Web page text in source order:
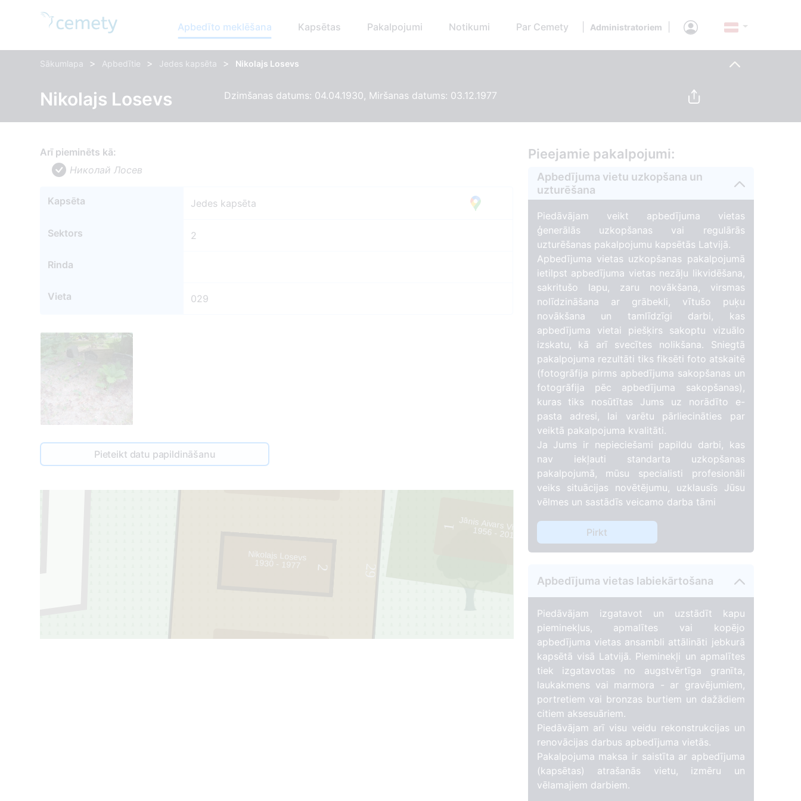
Apbedīto meklēšana Kapsētas Pakalpojumi Notikumi Par Cemety Administratoriem
Sākumlapa > Apbedītie > Jedes kapsēta > Nikolajs Losevs
Nikolajs Losevs Dzimšanas datums: 04.04.1930, Miršanas datums: 03.12.1977
Arī pieminēts kā:
Николай Лосев
Kapsēta Jedes kapsēta
Sektors 2
Rinda
Vieta 029
Pieteikt datu papildināšanu
29
2
1
Nikolajs Losevs
1930 - 1977
Jānis Aivars Vilčuks
1956 - 2013
Pieejamie pakalpojumi:
Apbedījuma vietu uzkopšana un
uzturēšana
Piedāvājam veikt apbedījuma vietas
ģenerālās uzkopšanas vai regulārās
uzturēšanas pakalpojumu kapsētās Latvijā.
Apbedījuma vietas uzkopšanas pakalpojumā
ietilpst apbedījuma vietas nezāļu likvidēšana,
sakritušo lapu, zaru novākšana, virsmas
nolīdzināšana ar grābekli, vītušo puķu
novākšana un tamlīdzīgi darbi, kas
apbedījuma vietai piešķirs sakoptu vizuālo
izskatu, kā arī svecītes nolikšana. Sniegtā
pakalpojuma rezultāti tiks fiksēti foto atskaitē
(fotogrāfija pirms apbedījuma sakopšanas un
fotogrāfija pēc apbedījuma sakopšanas),
kuras tiks nosūtītas Jums uz norādīto e-
pasta adresi, lai varētu pārliecināties par
veiktā pakalpojuma kvalitāti.
Ja Jums ir nepieciešami papildu darbi, kas
nav iekļauti standarta uzkopšanas
pakalpojumā, mūsu specialisti profesionāli
veiks situācijas novētējumu, uzklausīs Jūsu
vēlmes un sastādīs veicamo darba tāmi
Pirkt
Apbedījuma vietas labiekārtošana
Piedāvājam izgatavot un uzstādīt kapu
pieminekļus, apmalītes vai kopējo
apbedījuma vietas ansambli attālināti jebkurā
kapsētā visā Latvijā. Pieminekļi un apmalītes
tiek izgatavotas no augstvērtīga granīta,
laukakmens vai marmora - ar gravējumiem,
portretiem vai bronzas burtiem un dažādiem
citiem aksesuāriem.
Piedāvājam arī visu veidu rekonstrukcijas un
renovācijas darbus apbedījuma vietās.
Pakalpojuma maksa ir saistīta ar apbedījuma
(kapsētas) atrašanās vietu, izmēru un
vēlamajiem darbiem.